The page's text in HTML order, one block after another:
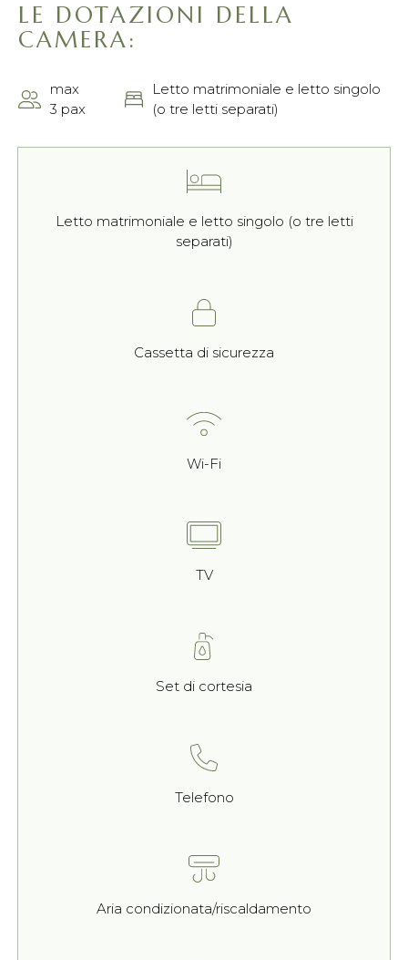
LE DOTAZIONI DELLA
CAMERA:
max
3 pax
Letto matrimoniale e letto singolo
(o tre letti separati)
Letto matrimoniale e letto singolo (o tre letti
separati)
Cassetta di sicurezza
Wi-Fi
TV
Set di cortesia
Telefono
Aria condizionata/riscaldamento